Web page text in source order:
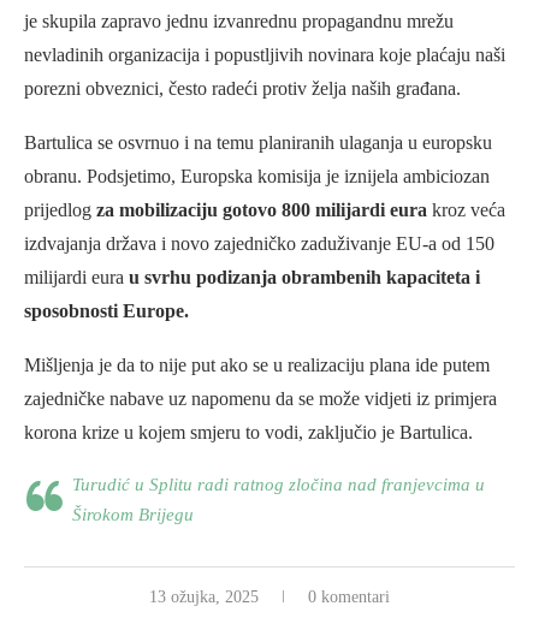
je skupila zapravo jednu izvanrednu propagandnu mrežu
nevladinih organizacija i popustljivih novinara koje plaćaju naši
porezni obveznici, često radeći protiv želja naših građana.
Bartulica se osvrnuo i na temu planiranih ulaganja u europsku
obranu. Podsjetimo, Europska komisija je iznijela ambiciozan
prijedlog za mobilizaciju gotovo 800 milijardi eura kroz veća
izdvajanja država i novo zajedničko zaduživanje EU-a od 150
milijardi eura u svrhu podizanja obrambenih kapaciteta i
sposobnosti Europe.
Mišljenja je da to nije put ako se u realizaciju plana ide putem
zajedničke nabave uz napomenu da se može vidjeti iz primjera
korona krize u kojem smjeru to vodi, zaključio je Bartulica.
Turudić u Splitu radi ratnog zločina nad franjevcima u
Širokom Brijegu
13 ožujka, 2025 0 komentari